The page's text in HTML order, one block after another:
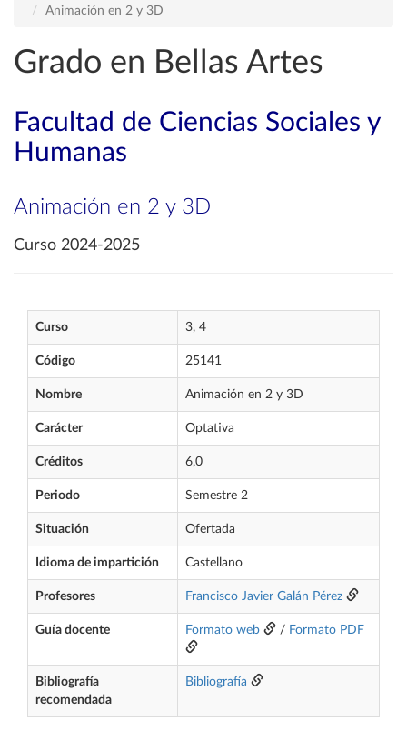
Animación en 2 y 3D
Grado en Bellas Artes
Facultad de Ciencias Sociales y
Humanas
Animación en 2 y 3D
Curso 2024-2025
Curso 3, 4
Código 25141
Nombre Animación en 2 y 3D
Carácter Optativa
Créditos 6,0
Periodo Semestre 2
Situación Ofertada
Idioma de impartición Castellano
Profesores Francisco Javier Galán Pérez
Guía docente Formato web / Formato PDF
Bibliografía
recomendada
Bibliografía